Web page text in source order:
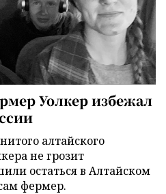
Уолкер избежал
алтайского
не грозит
остаться в Алтайском
фермер.